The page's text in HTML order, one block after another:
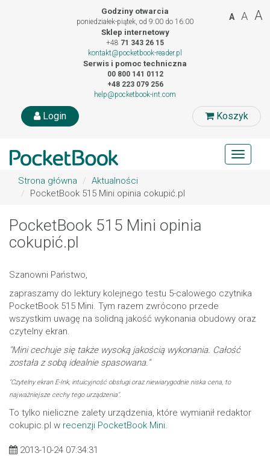
Godziny otwarcia
poniedziałek-piątek, od 9:00 do 16:00
Sklep internetowy
+48 71 343 26 15
kontakt@pocketbook-reader.pl
Serwis i pomoc techniczna
00 800 141 0112
+48 223 079 256
help@pocketbook-int.com
Koszyk
Login
A A A
Toggle
Strona główna
Aktualności
PocketBook 515 Mini opinia cokupić.pl
PocketBook 515 Mini opinia
cokupić.pl
Szanowni Państwo,
zapraszamy do lektury kolejnego testu 5-calowego czytnika
PocketBook 515 Mini. Tym razem zwrócono przede
wszystkim uwagę na solidną jakość wykonania obudowy oraz
czytelny ekran.
"Mini cechuje się także wysoką jakością wykonania. Całość
została z sobą idealnie spasowana."
"Czytelny ekran E-Ink, intuicyjność obsługi oraz niewiarygodnie niska cena, to
najważniejsze cechy tego urządzenia".
To tylko nieliczne zalety urządzenia, które wymianił redaktor
cokupic.pl w recenzji PocketBook Mini.
2013-10-24 07:34:31